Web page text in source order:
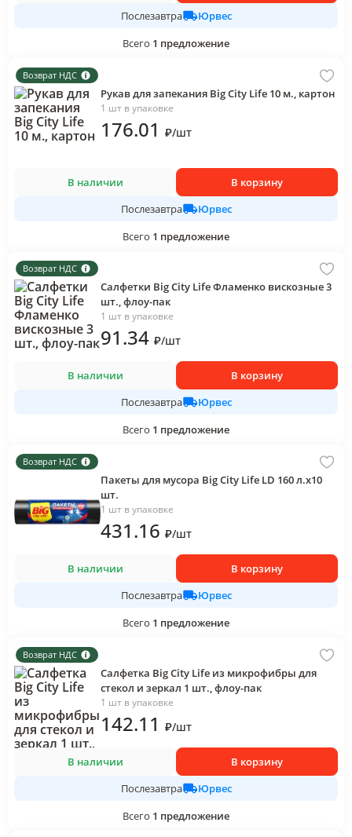
Послезавтра
Юрвес
Всего 1 предложение
Возврат НДС
Рукав для запекания Big City Life 10 м., картон
1 шт в упаковке
176.01 ₽/шт
В наличии
В корзину
Послезавтра
Юрвес
Всего 1 предложение
Возврат НДС
Салфетки Big City Life Фламенко вискозные 3
шт., флоу-пак
1 шт в упаковке
91.34 ₽/шт
В наличии
В корзину
Послезавтра
Юрвес
Всего 1 предложение
Возврат НДС
Пакеты для мусора Big City Life LD 160 л.х10
шт.
1 шт в упаковке
431.16 ₽/шт
В наличии
В корзину
Послезавтра
Юрвес
Всего 1 предложение
Возврат НДС
Салфетка Big City Life из микрофибры для
стекол и зеркал 1 шт., флоу-пак
1 шт в упаковке
142.11 ₽/шт
В наличии
В корзину
Послезавтра
Юрвес
Всего 1 предложение